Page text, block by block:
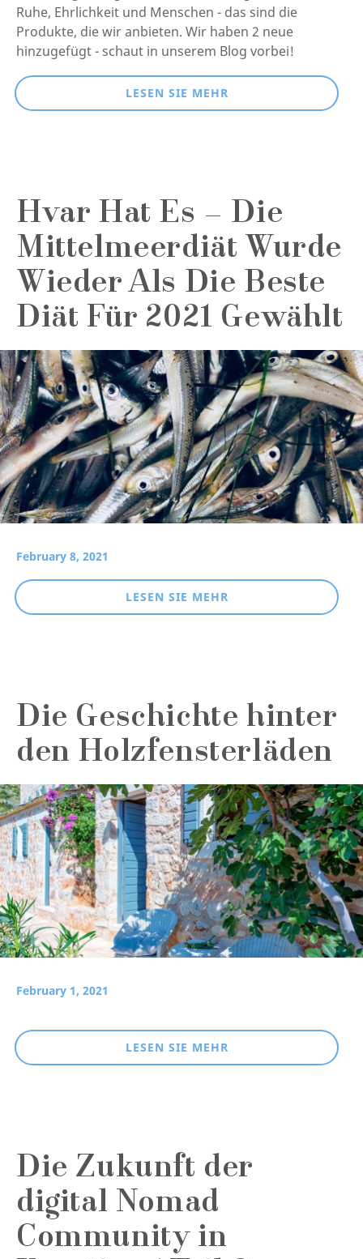
Ruhe, Ehrlichkeit und Menschen - das sind die
Produkte, die wir anbieten. Wir haben 2 neue
hinzugefügt - schaut in unserem Blog vorbei!
LESEN SIE MEHR
Hvar Hat Es – Die
Mittelmeerdiät Wurde
Wieder Als Die Beste
Diät Für 2021 Gewählt
February 8, 2021
LESEN SIE MEHR
Die Geschichte hinter
den Holzfensterläden
February 1, 2021
LESEN SIE MEHR
Die Zukunft der
digital Nomad
Community in